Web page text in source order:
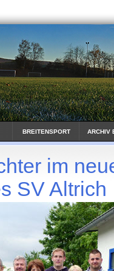
BREITENSPORT ARCHIV
im
SV Altrich